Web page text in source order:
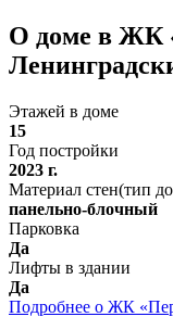
О доме в ЖК
Этажей в доме
15
Год постройки
2023 г.
Материал стен(тип
панельно-блочный
Парковка
Да
Лифты в здании
Да
Подробнее о ЖК